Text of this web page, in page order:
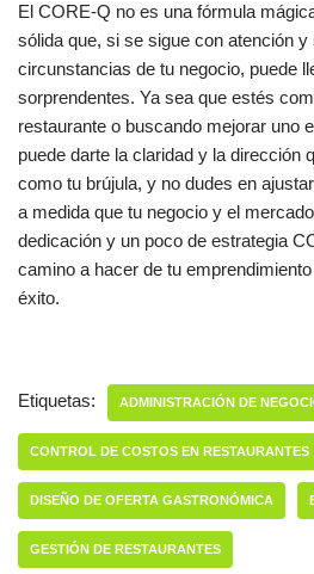
El CORE-Q no es una fórmula
sólida que, si se sigue con atención y
circunstancias de tu negocio, puede
sorprendentes. Ya sea que estés
restaurante o buscando mejorar uno
puede darte la claridad y la dirección
como tu brújula, y no dudes en
a medida que tu negocio y el
dedicación y un poco de estrategia
camino a hacer de tu
éxito.
Etiquetas: ADMINISTRACIÓN DE
CONTROL DE COSTOS EN RESTAURANTES
DISEÑO DE OFERTA GASTRONÓMICA
GESTIÓN DE RESTAURANTES